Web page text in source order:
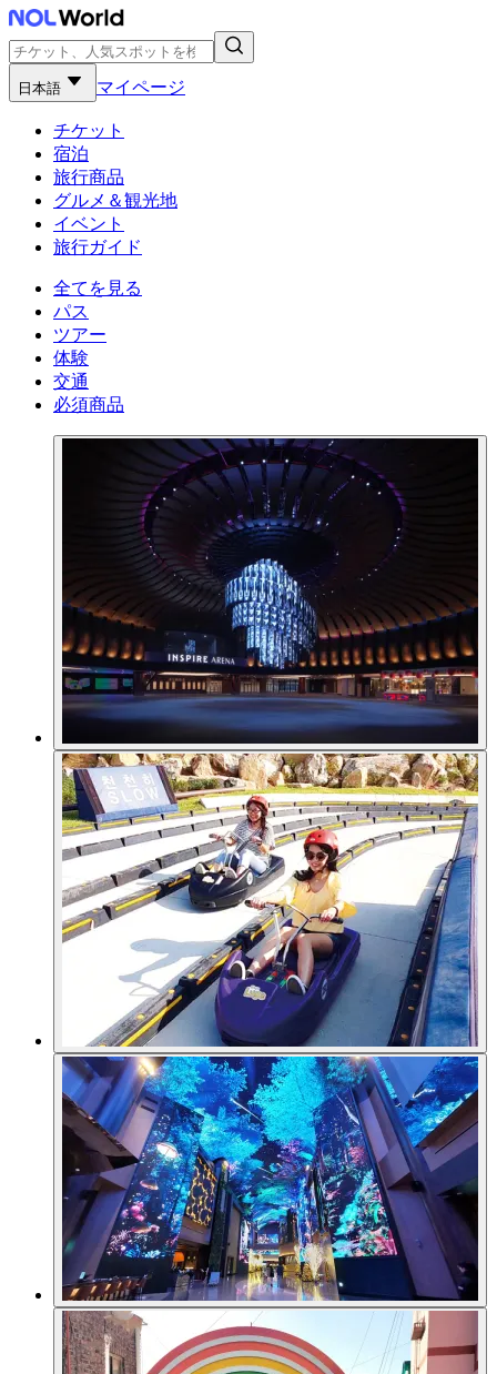
日本語 マイページ
チケット
宿泊
旅行商品
グルメ＆観光地
イベント
旅行ガイド
全てを見る
パス
ツアー
体験
交通
必須商品